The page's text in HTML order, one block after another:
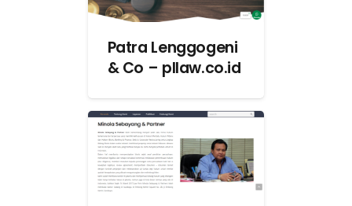
Patra Lenggogeni
& Co – pllaw.co.id